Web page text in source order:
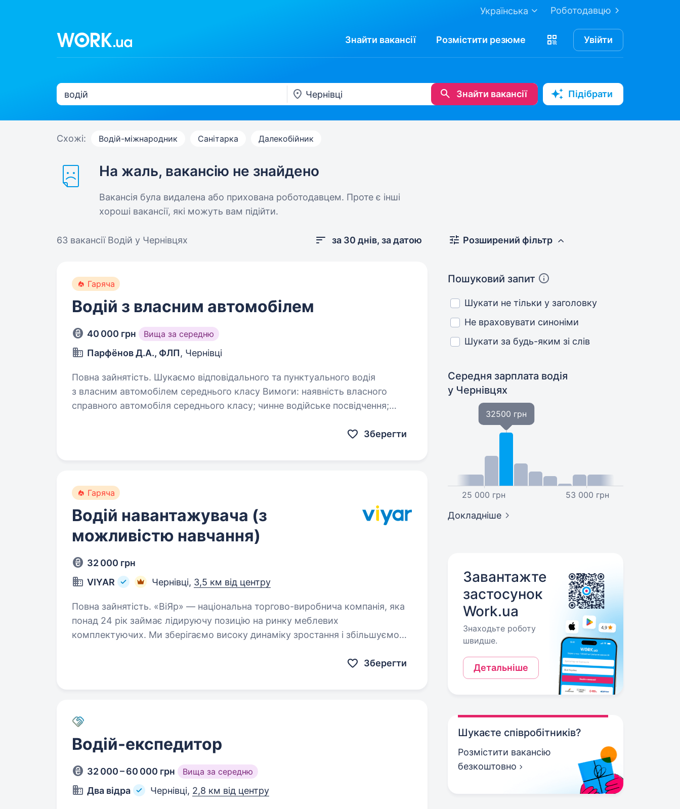
Роботодавцю
Українська
Знайти вакансії Розмістити резюме Увійти
Знайти вакансії Підібрати
Схожі: Водій-міжнародник Санітарка Далекобійник
На жаль, вакансію не знайдено
Вакансія була видалена або прихована роботодавцем. Проте є інші
хороші вакансії, які можуть вам підійти.
63 вакансії Водій у Чернівцях за 30 днів, за датою
Гаряча
Водій з власним автомобілем
40 000 грн Вища за середню
Парфёнов Д.А., ФЛП, Чернівці
Повна зайнятість. Шукаємо відповідального та пунктуального водія
з власним автомобілем середнього класу Вимоги: наявність власного
справного автомобіля середнього класу; чинне водійське посвідчення;
Зберегти
Гаряча
Водій навантажувача (з
можливістю навчання)
32 000 грн
VIYAR
Чернівці, 3,5 км від центру
Повна зайнятість. «ВіЯр» — національна торгово-виробнича компанія, яка
понад 24 рік займає лідируючу позицію на ринку меблевих
комплектуючих. Ми зберігаємо високу динаміку зростання і збільшуємо
Зберегти
Водій-експедитор
32 000 – 60 000 грн Вища за середню
Два відра Чернівці, 2,8 км від центру
Розширений фільтр
Пошуковий запит
Шукати не тільки у заголовку
Не враховувати синоніми
Шукати за будь-яким зі слів
Середня зарплата водія
у Чернівцях
25 000 грн
32500 грн
53 000 грн
Докладніше
Завантажте
застосунок
Work.ua
Знаходьте роботу
швидше.
Детальніше
Шукаєте співробітників?
Розмістити вакансію
безкоштовно